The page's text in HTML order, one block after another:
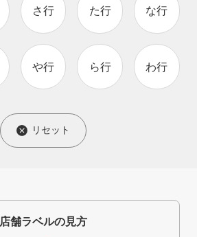
さ行 た行 な行
や行 ら行 わ行
リセット
店舗ラベルの見方